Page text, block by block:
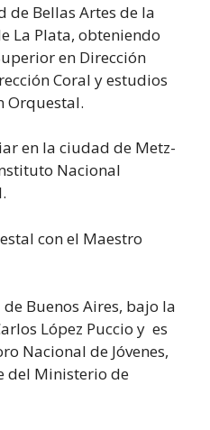
de Bellas Artes de la
La Plata, obteniendo
en Dirección
Coral y estudios
Orquestal.
en la ciudad de Metz-
Nacional
con el Maestro
Buenos Aires, bajo la
López Puccio y es
Nacional de Jóvenes,
del Ministerio de